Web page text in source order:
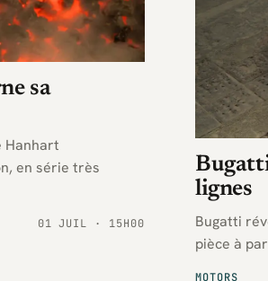
sa
Hanhart
en série très
01 JUIL · 15H00
MOTORS
lignes
Bugatti
pièce à